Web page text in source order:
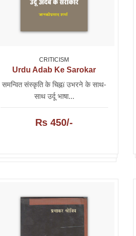
CRITICISM
Urdu Adab Ke Sarokar
समन्वित संस्कृति के चिह्नï उभरने के साथ-
साथ उर्दू भाषा...
Rs 450/-